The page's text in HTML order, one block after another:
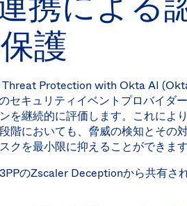
護
Protection with Okta AI
セキュリティイベントプロバイダ
を継続的に評価します。これによ
階においても、脅威の検知とその
クを最小限に抑えることができます
のZscaler Deceptionから共有さ